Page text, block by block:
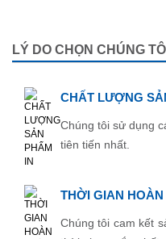
LÝ DO CHỌN CHÚNG TÔI
CHẤT LƯỢNG
Chúng tôi sử dụng
tiên tiến nhất.
THỜI GIAN HOÀN
Chúng tôi cam kết